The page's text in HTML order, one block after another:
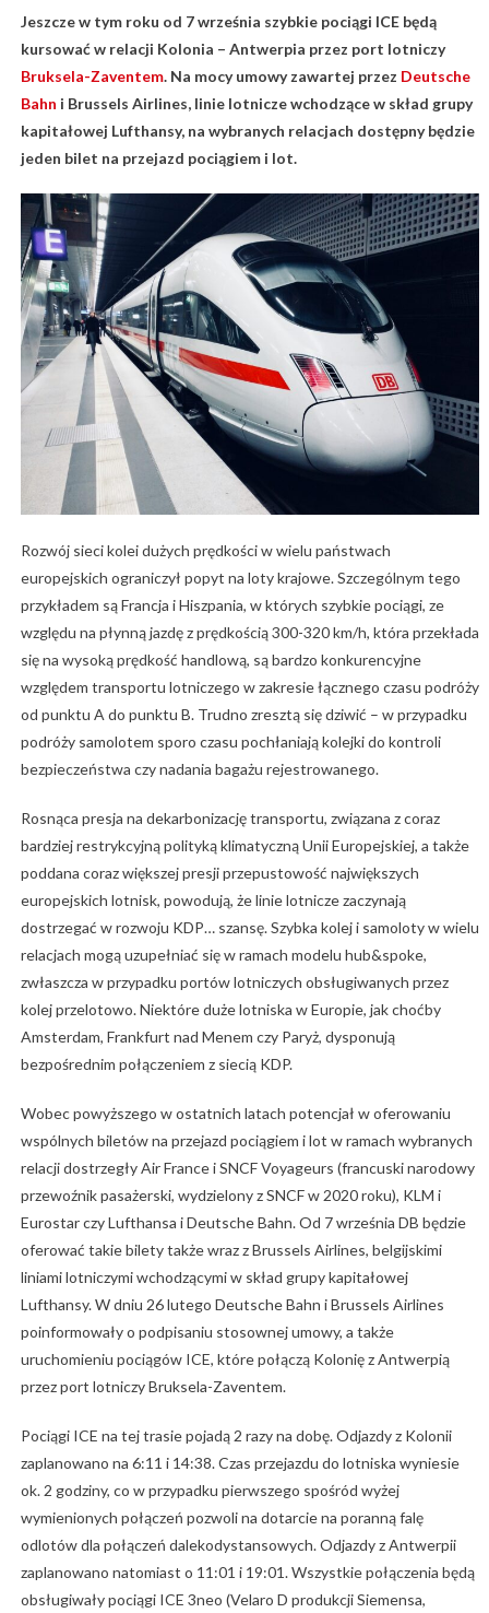
Jeszcze w tym roku od 7 września szybkie pociągi ICE będą
kursować w relacji Kolonia – Antwerpia przez port lotniczy
Bruksela-Zaventem. Na mocy umowy zawartej przez Deutsche
Bahn i Brussels Airlines, linie lotnicze wchodzące w skład grupy
kapitałowej Lufthansy, na wybranych relacjach dostępny będzie
jeden bilet na przejazd pociągiem i lot.
Rozwój sieci kolei dużych prędkości w wielu państwach
europejskich ograniczył popyt na loty krajowe. Szczególnym tego
przykładem są Francja i Hiszpania, w których szybkie pociągi, ze
względu na płynną jazdę z prędkością 300-320 km/h, która przekłada
się na wysoką prędkość handlową, są bardzo konkurencyjne
względem transportu lotniczego w zakresie łącznego czasu podróży
od punktu A do punktu B. Trudno zresztą się dziwić – w przypadku
podróży samolotem sporo czasu pochłaniają kolejki do kontroli
bezpieczeństwa czy nadania bagażu rejestrowanego.
Rosnąca presja na dekarbonizację transportu, związana z coraz
bardziej restrykcyjną polityką klimatyczną Unii Europejskiej, a także
poddana coraz większej presji przepustowość największych
europejskich lotnisk, powodują, że linie lotnicze zaczynają
dostrzegać w rozwoju KDP… szansę. Szybka kolej i samoloty w wielu
relacjach mogą uzupełniać się w ramach modelu hub&spoke,
zwłaszcza w przypadku portów lotniczych obsługiwanych przez
kolej przelotowo. Niektóre duże lotniska w Europie, jak choćby
Amsterdam, Frankfurt nad Menem czy Paryż, dysponują
bezpośrednim połączeniem z siecią KDP.
Wobec powyższego w ostatnich latach potencjał w oferowaniu
wspólnych biletów na przejazd pociągiem i lot w ramach wybranych
relacji dostrzegły Air France i SNCF Voyageurs (francuski narodowy
przewoźnik pasażerski, wydzielony z SNCF w 2020 roku), KLM i
Eurostar czy Lufthansa i Deutsche Bahn. Od 7 września DB będzie
oferować takie bilety także wraz z Brussels Airlines, belgijskimi
liniami lotniczymi wchodzącymi w skład grupy kapitałowej
Lufthansy. W dniu 26 lutego Deutsche Bahn i Brussels Airlines
poinformowały o podpisaniu stosownej umowy, a także
uruchomieniu pociągów ICE, które połączą Kolonię z Antwerpią
przez port lotniczy Bruksela-Zaventem.
Pociągi ICE na tej trasie pojadą 2 razy na dobę. Odjazdy z Kolonii
zaplanowano na 6:11 i 14:38. Czas przejazdu do lotniska wyniesie
ok. 2 godziny, co w przypadku pierwszego spośród wyżej
wymienionych połączeń pozwoli na dotarcie na poranną falę
odlotów dla połączeń dalekodystansowych. Odjazdy z Antwerpii
zaplanowano natomiast o 11:01 i 19:01. Wszystkie połączenia będą
obsługiwały pociągi ICE 3neo (Velaro D produkcji Siemensa,